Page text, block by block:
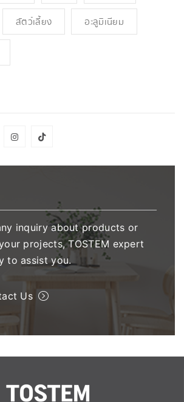
สัตว์เลี้ยง อะลูมิเนียม
inquiry about products or
projects, TOSTEM expert
to assist you.
Us